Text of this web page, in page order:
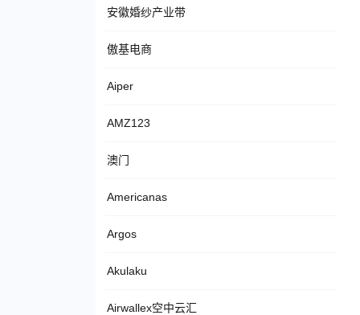
安徽婚纱产业带
傲基电商
Aiper
AMZ123
澳门
Americanas
Argos
Akulaku
Airwallex空中云汇